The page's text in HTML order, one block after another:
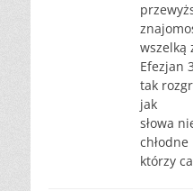
wszelką
Efezjan
tak
jak
słowa
którzy